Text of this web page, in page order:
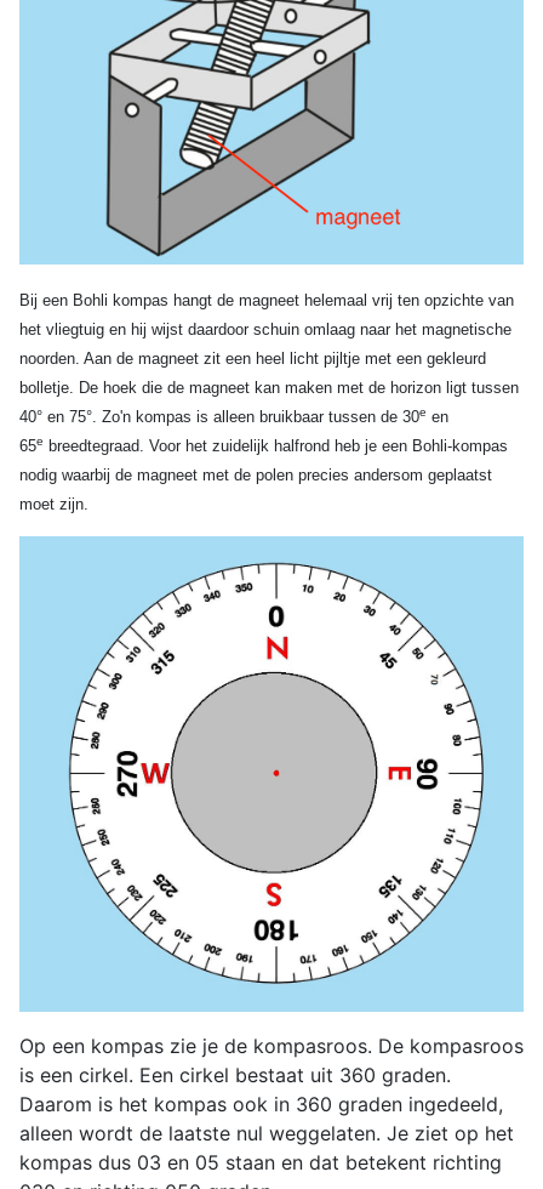
Bij een Bohli kompas hangt de magneet helemaal vrij ten opzichte van
het vliegtuig en hij wijst daardoor schuin omlaag naar het magnetische
noorden. Aan de magneet zit een heel licht pijltje met een gekleurd
bolletje. De hoek die de magneet kan maken met de horizon ligt tussen
40° en 75°. Zo'n kompas is alleen bruikbaar tussen de 30e en
65e
breedtegraad. Voor het zuidelijk halfrond heb je een Bohli-kompas
nodig waarbij de magneet met de polen precies andersom geplaatst
moet zijn.
Op een kompas zie je de kompasroos. De kompasroos
is een cirkel. Een cirkel bestaat uit 360 graden.
Daarom is het kompas ook in 360 graden ingedeeld,
alleen wordt de laatste nul weggelaten. Je ziet op het
kompas dus 03 en 05 staan en dat betekent richting